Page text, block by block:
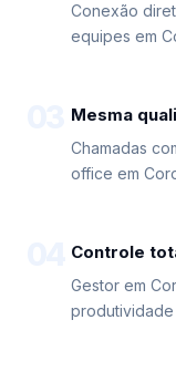
Conexão
equipes em
Mesma
Chamadas
office em
Controle
Gestor em
produtividade